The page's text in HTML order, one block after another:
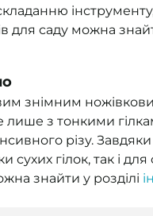
для саду можна
знімним
з тонкими
різу. Завдяки
сухих гілок, так і
знайти у розділі